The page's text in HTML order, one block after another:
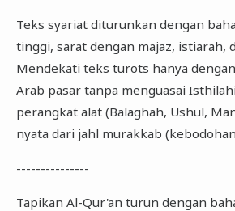
Teks syariat diturunkan dengan
tinggi, sarat dengan majaz, istiarah,
Mendekati teks turots hanya
Arab pasar tanpa menguasai
perangkat alat (Balaghah, Ushul,
nyata dari jahl murakkab
---------------
Tapikan Al-Qur'an turun dengan